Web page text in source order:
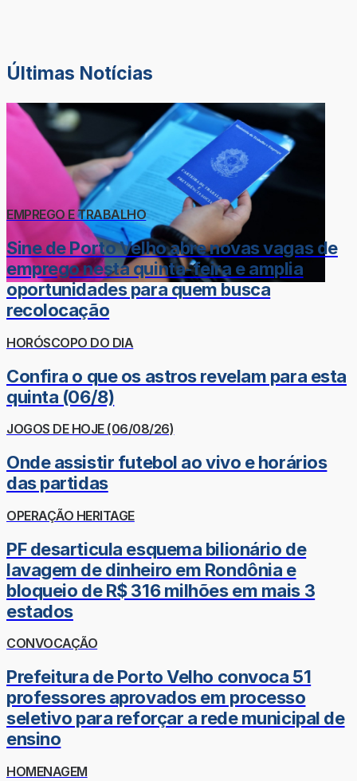
Últimas Notícias
EMPREGO E TRABALHO
Sine de Porto Velho abre novas vagas de
emprego nesta quinta-feira e amplia
oportunidades para quem busca
recolocação
HORÓSCOPO DO DIA
Confira o que os astros revelam para esta
quinta (06/8)
JOGOS DE HOJE (06/08/26)
Onde assistir futebol ao vivo e horários
das partidas
OPERAÇÃO HERITAGE
PF desarticula esquema bilionário de
lavagem de dinheiro em Rondônia e
bloqueio de R$ 316 milhões em mais 3
estados
CONVOCAÇÃO
Prefeitura de Porto Velho convoca 51
professores aprovados em processo
seletivo para reforçar a rede municipal de
ensino
HOMENAGEM